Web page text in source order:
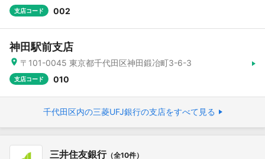
支店コード 002
神田駅前支店
〒101-0045 東京都千代田区神田鍛冶町3-6-3
支店コード 010
千代田区内の三菱UFJ銀行の支店をすべて見る
三井住友銀行（全10件）